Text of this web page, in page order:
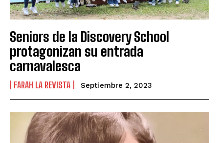
Seniors de la Discovery School
protagonizan su entrada
carnavalesca
FARAH LA REVISTA Septiembre 2, 2023